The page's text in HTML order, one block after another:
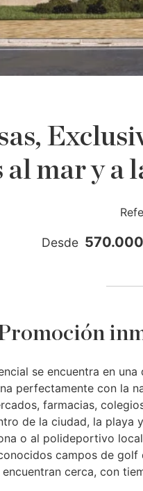
al mar y a
Desde
se encuentra en
perfectamente con la
farmacias,
de la ciudad, la playa
o al polideportivo
campos de
cerca, con